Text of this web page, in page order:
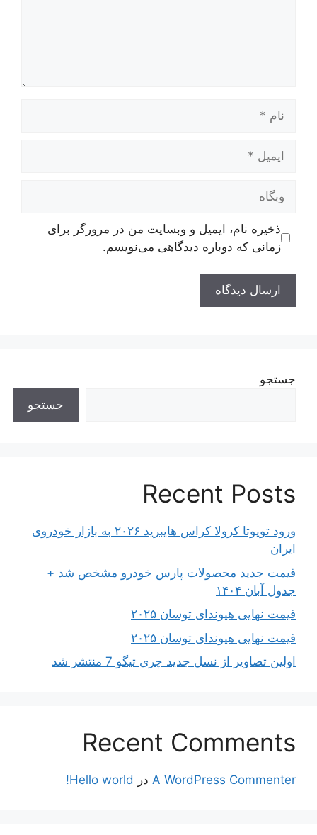
ذخیره نام، ایمیل و وبسایت من در مرورگر برای
زمانی که دوباره دیدگاهی می‌نویسم.
جستجو
جستجو
Recent Posts
ورود تویوتا کرولا کراس هایبرید ۲۰۲۶ به بازار خودروی
قیمت جدید محصولات پارس خودرو مشخص شد +
جدول آبان ۱۴۰۴
قیمت نهایی هیوندای توسان ۲۰۲۵
قیمت نهایی هیوندای توسان ۲۰۲۵
اولین تصاویر از نسل جدید چری تیگو 7 منتشر شد
Recent Comments
A WordPress CommenterدرHello world!